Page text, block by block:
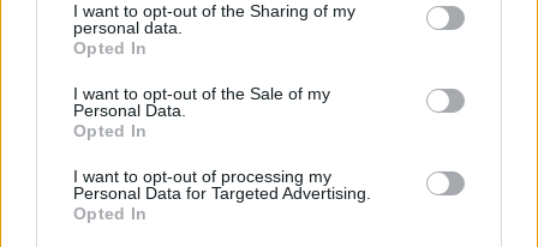
I want to opt-out of the Sharing of my
personal data.
Opted In
I want to opt-out of the Sale of my
Personal Data.
Opted In
I want to opt-out of processing my
Personal Data for Targeted Advertising.
Opted In
Czym są zaostrzenia niewydolności
serca?
Niewydolność serca to choroba postępująca, a jej
przebieg może się zaostrzać. Oznacza to, że objawy
niewydolności serca zaczną narastać, co będzie
wymagało podjęcia niezwłocznego leczenia, często